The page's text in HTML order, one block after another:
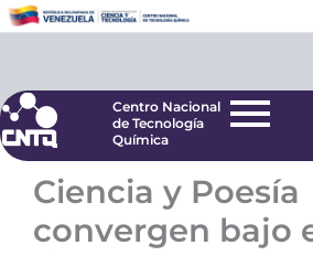
al
Centro Nacional
de Tecnología
Centro Nacional
de Tecnología
Química
Ciencia y Poesía
convergen bajo